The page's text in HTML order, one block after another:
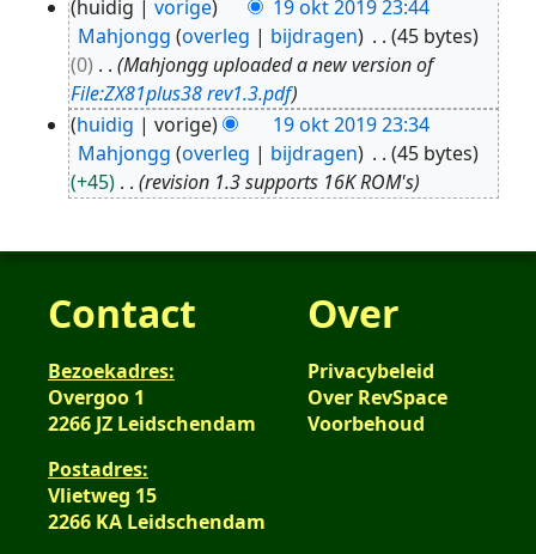
19
okt
2019
huidig vorige
19 okt 2019 23:44
Mahjongg overleg bijdragen
45 bytes
0
Mahjongg uploaded a new version of
File:ZX81plus38 rev1.3.pdf
huidig
vorige
19 okt 2019 23:34
Mahjongg overleg bijdragen
45 bytes
+45
revision 1.3 supports 16K ROM's
Contact
Bezoekadres:
Overgoo 1
2266 JZ Leidschendam
Postadres:
Vlietweg 15
2266 KA Leidschendam
Over
Privacybeleid
Over RevSpace
Voorbehoud